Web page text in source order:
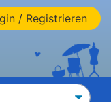
/ Registrieren